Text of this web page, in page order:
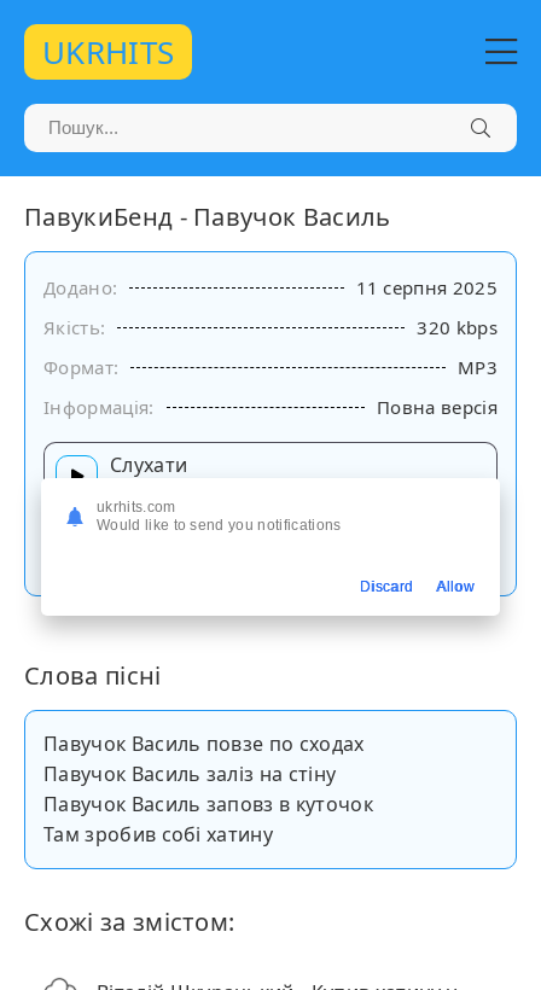
UKRHITS
ПавукиБенд - Павучок Василь
Додано:
11 серпня 2025
Якість:
320 kbps
Формат:
MP3
Інформація:
Повна версія
Слухати
Слова пісні
Павучок Василь повзе по сходах
Павучок Василь заліз на стіну
Павучок Василь заповз в куточок
Там зробив собі хатину
Схожі за змістом:
ukrhits.com
Would like to send you notifications
Discard Allow